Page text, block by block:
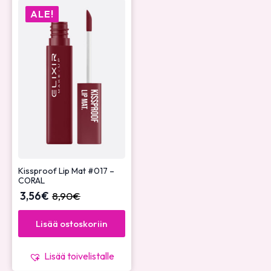
ALE!
Kissproof Lip Mat #017 –
CORAL
8,90€
3,56€
Lisää ostoskoriin
Lisää toivelistalle